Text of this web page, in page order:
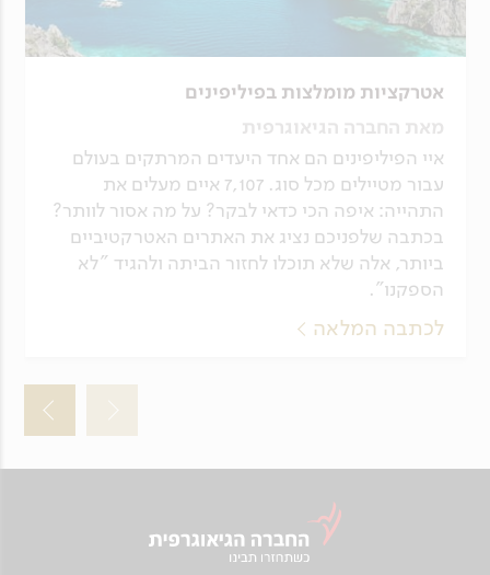
אטרקציות מומלצות בפיליפינים
מאת החברה הגיאוגרפית
איי הפיליפינים הם אחד היעדים המרתקים בעולם
עבור מטיילים מכל סוג. 7,107 איים מעלים את
התהייה: איפה הכי כדאי לבקר? על מה אסור לוותר?
בכתבה שלפניכם נציג את האתרים האטרקטיביים
ביותר, אלה שלא תוכלו לחזור הביתה ולהגיד "לא
הספקנו".
לכתבה המלאה